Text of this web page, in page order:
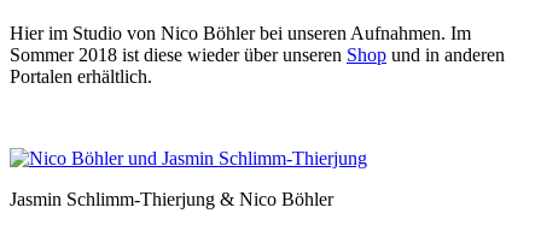
Hier im Studio von Nico Böhler bei unseren Aufnahmen. Im
Sommer 2018 ist diese wieder über unseren Shop und in anderen
Portalen erhältlich.
Jasmin Schlimm-Thierjung & Nico Böhler